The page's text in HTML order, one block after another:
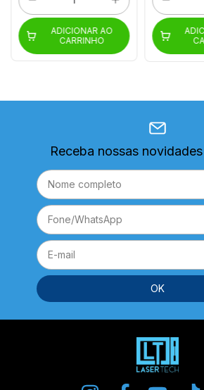
ADICIONAR AO
CARRINHO
Receba nossas